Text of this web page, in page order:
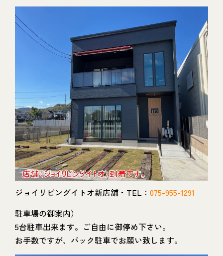
ジョイリビングイトオ新店舗・TEL： 075-955-1291
駐車場の御案内）
5台駐車出来ます。ご自由に御停め下さい。
お手数ですが、バック駐車でお願い致します。